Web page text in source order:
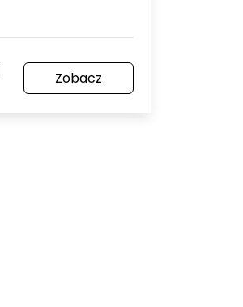
Zobacz